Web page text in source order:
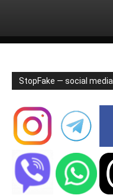
StopFake — social media